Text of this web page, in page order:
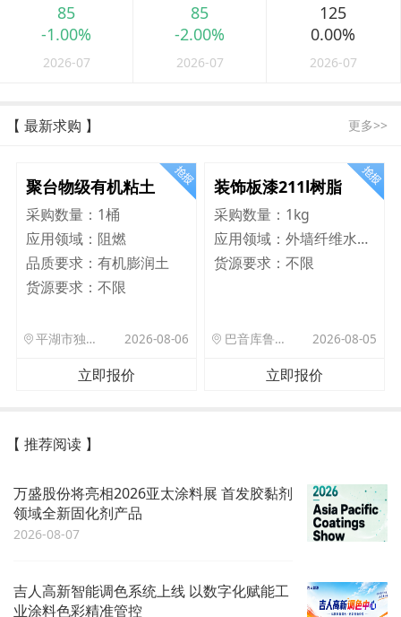
85
-1.00%
2026-07
85
-2.00%
2026-07
125
0.00%
2026-07
【 最新求购 】 更多>>
聚台物级有机粘土
采购数量： 1桶
应用领域： 阻燃
品质要求： 有机膨润土
货源要求： 不限
平湖市独山港镇集港路 589 号 2026-08-06
立即报价
装饰板漆211l树脂
采购数量： 1kg
应用领域：
外墙纤维水泥板
货源要求：不限
巴音库鲁提镇,托帕口岸六号库房 2026-08-05
立即报价
【 推荐阅读 】
万盛股份将亮相2026亚太涂料展 首发胶黏剂
领域全新固化剂产品
2026-08-07
吉人高新智能调色系统上线 以数字化赋能工
业涂料色彩精准管控